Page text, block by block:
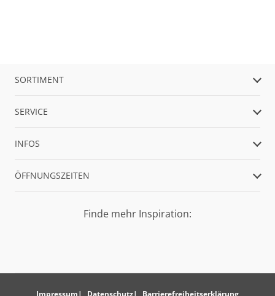
SORTIMENT
SERVICE
INFOS
ÖFFNUNGSZEITEN
Finde mehr Inspiration:
Impressum Datenschutz Barrierefreiheitserklärung